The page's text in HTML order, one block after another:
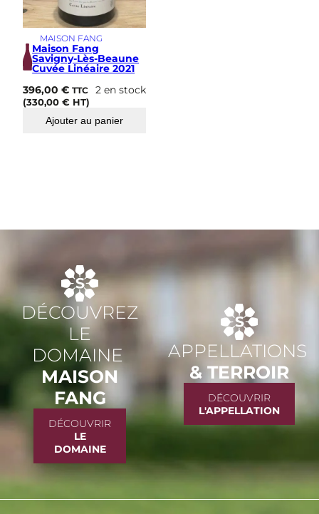
MAISON FANG
Maison Fang
Savigny-Lès-Beaune
Cuvée Linéaire 2021
396,00€ TTC
(330,00€ HT)
2 en stock
Ajouter au panier
DÉCOUVREZ
LE
DOMAINE
MAISON
FANG
DÉCOUVRIR
LE
DOMAINE
APPELLATIONS
& TERROIR
DÉCOUVRIR
L'APPELLATION